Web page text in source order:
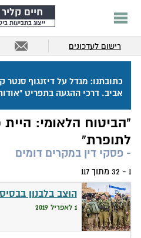
חיים
ייצוג בתביעות
רישום לעדכונים
אביב. דרכי ההגעה בתפריט
"הביטוח הלאומי: היית
לתופרת"
- פסקי דין במקרים דומים
1 - 32 מתוך 117
הוצב בלבנון
1 לאפריל 2019